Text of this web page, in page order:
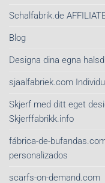
Schalfabrik.de
Blog
Designa dina egna
sjaalfabriek.com
Skjerf med ditt eget
Skjerffabrikk.info
fábrica-de-
personalizados
scarfs-on-demand.com